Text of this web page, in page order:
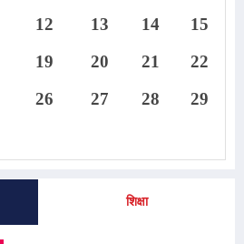
12 13 14
15
19 20 21
22
26 27 28
29
शिक्षा